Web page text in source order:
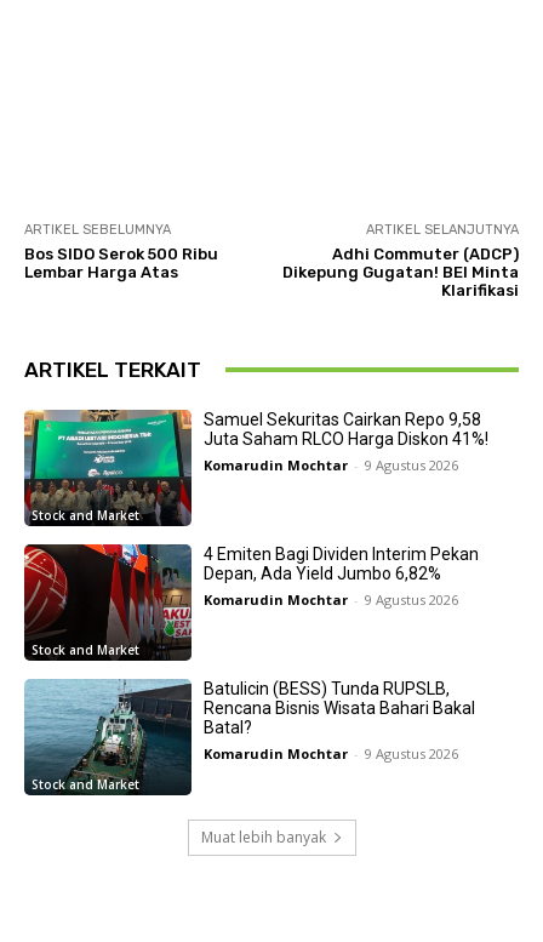
ARTIKEL SEBELUMNYA
Bos SIDO Serok 500 Ribu
Lembar Harga Atas
ARTIKEL SELANJUTNYA
Adhi Commuter (ADCP)
Dikepung Gugatan! BEI Minta
Klarifikasi
ARTIKEL TERKAIT
Stock and Market
Samuel Sekuritas Cairkan Repo 9,58
Juta Saham RLCO Harga Diskon 41%!
Komarudin Mochtar - 9 Agustus 2026
Stock and Market
4 Emiten Bagi Dividen Interim Pekan
Depan, Ada Yield Jumbo 6,82%
Komarudin Mochtar - 9 Agustus 2026
Stock and Market
Batulicin (BESS) Tunda RUPSLB,
Rencana Bisnis Wisata Bahari Bakal
Batal?
Komarudin Mochtar - 9 Agustus 2026
Muat lebih banyak